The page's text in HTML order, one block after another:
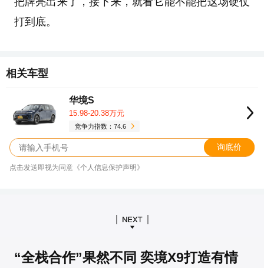
打到底。
相关车型
华境S
15.98-20.38万元
竞争力指数：74.6
询底价
点击发送即视为同意《个人信息保护声明》
“全栈合作”果然不同 奕境X9打造有情